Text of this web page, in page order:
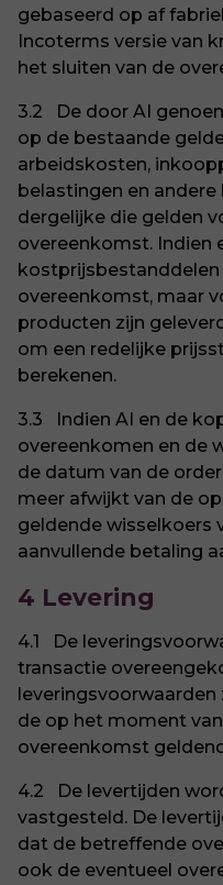
gebaseerd op af
Incoterms versie van
het sluiten van de
3.2 De door AI
op de bestaande
arbeidskosten,
belastingen en andere
dergelijke die gelden
overeenkomst. Indien
kostprijsbestanddelen
overeenkomst, maar
producten zijn
om een redelijke
berekenen.
3.3 Indien AI en de
overeenkomen en de
de datum van de
meer afwijkt van de
geldende wisselkoers
aanvullende betaling
4 Levering
4.1 De
transactie
de op het moment
overeenkomst
4.2 De levertijden
vastgesteld. De
dat de betreffende
ook de eventueel